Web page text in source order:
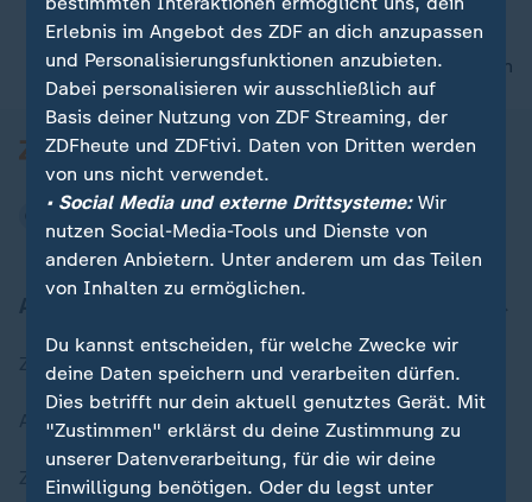
nach oben
Zuletzt veröffentlicht
Aktuelle Sendungs-Videos
ZDFheute Stories
Erlebnis im Angebot des ZDF an dich anzupassen
und Personalisierungsfunktionen anzubieten.
Dabei personalisieren wir ausschließlich auf
Basis deiner Nutzung von ZDF Streaming, der
ZDFheute und ZDFtivi. Daten von Dritten werden
von uns nicht verwendet.
• Social Media und externe Drittsysteme:Wir
nutzen Social-Media-Tools und Dienste von
anderen Anbietern. Unter anderem um das Teilen
von Inhalten zu ermöglichen.
Du kannst entscheiden, für welche Zwecke wir
deine Daten speichern und verarbeiten dürfen.
Dies betrifft nur dein aktuell genutztes Gerät. Mit
"Zustimmen" erklärst du deine Zustimmung zu
unserer Datenverarbeitung, für die wir deine
Einwilligung benötigen. Oder du legst unter